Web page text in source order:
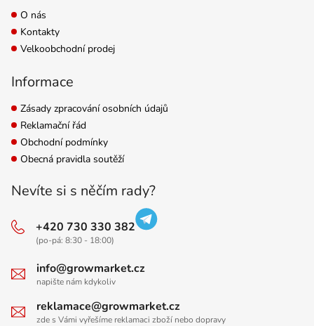
O nás
Kontakty
Velkoobchodní prodej
Informace
Zásady zpracování osobních údajů
Reklamační řád
Obchodní podmínky
Obecná pravidla soutěží
Nevíte si s něčím rady?
+420 730 330 382
(po-pá: 8:30 - 18:00)
info@growmarket.cz
napište nám kdykoliv
reklamace@growmarket.cz
zde s Vámi vyřešíme reklamaci zboží nebo dopravy